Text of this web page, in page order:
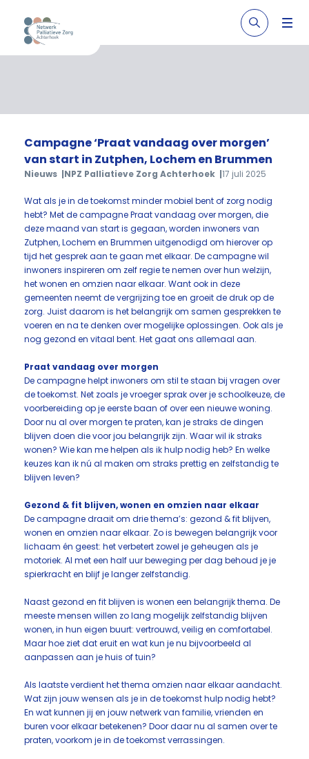
Campagne ‘Praat vandaag over morgen’
van start in Zutphen, Lochem en Brummen
Nieuws NPZ Palliatieve Zorg Achterhoek 17 juli 2025
Wat als je in de toekomst minder mobiel bent of zorg nodig
hebt? Met de campagne Praat vandaag over morgen, die
deze maand van start is gegaan, worden inwoners van
Zutphen, Lochem en Brummen uitgenodigd om hierover op
tijd het gesprek aan te gaan met elkaar. De campagne wil ​
inwoners​​ inspireren om zelf regie te nemen over hun welzijn,
het wonen en omzien naar elkaar. Want ook in deze
gemeenten neemt de vergrijzing toe en groeit de druk op de
zorg. Juist daarom is het belangrijk om samen gesprekken te
voeren en na te denken over mogelijke oplossingen. Ook als je
nog gezond en vitaal bent. Het gaat ons allemaal aan.
Praat vandaag over morgen
De campagne helpt ​inwoners ​om stil te staan bij vragen over
de toekomst. ​Net zoals je vroeger sprak over je schoolkeuze, de
voorbereiding op je eerste baan of over een nieuwe woning.
Door nu al over morgen te praten, kan je straks de dingen
blijven doen die voor jou belangrijk zijn. Waar wil ik straks
wonen? Wie kan me helpen als ik hulp nodig heb? En welke
keuzes kan ik nú al maken om straks prettig en zelfstandig te
blijven leven?
​Gezond & fit blijven, wonen en omzien naar elkaar
De campagne draait om drie thema’s: gezond & fit blijven,
wonen en omzien naar elkaar. Zo is bewegen belangrijk voor
lichaam én geest: het verbetert zowel je geheugen als je
motoriek. Al met een half uur beweging per dag behoud je je
spierkracht en blijf je langer zelfstandig.
Naast gezond en fit blijven is wonen een belangrijk thema. De
meeste mensen willen zo lang mogelijk zelfstandig blijven
wonen, in hun eigen buurt: vertrouwd, veilig en comfortabel.
Maar hoe ziet dat eruit en wat kun je nu bijvoorbeeld al
aanpassen aan je huis of tuin?
Als laatste verdient het thema omzien naar elkaar aandacht.
Wat zijn jouw wensen als je in de toekomst hulp nodig hebt?
En wat kunnen jij en jouw netwerk van familie, vrienden en
buren voor elkaar betekenen? Door daar nu al samen over te
praten, voorkom je in de toekomst verrassingen.